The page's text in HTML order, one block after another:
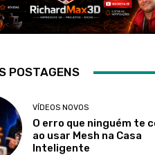
POSTAGENS
VÍDEOS NOVOS
O erro que ninguém te
ao usar Mesh na Casa
Inteligente